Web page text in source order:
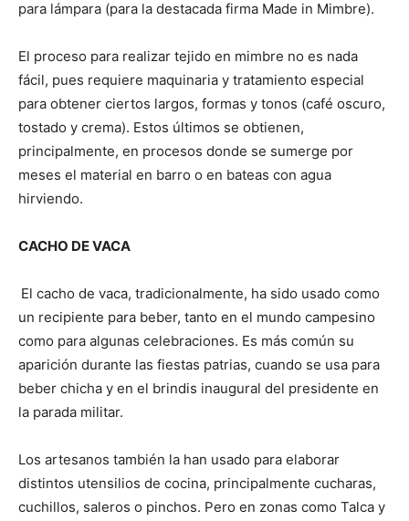
para lámpara (para la destacada firma Made in Mimbre).
El proceso para realizar tejido en mimbre no es nada
fácil, pues requiere maquinaria y tratamiento especial
para obtener ciertos largos, formas y tonos (café oscuro,
tostado y crema). Estos últimos se obtienen,
principalmente, en procesos donde se sumerge por
meses el material en barro o en bateas con agua
hirviendo.
CACHO DE VACA
El cacho de vaca, tradicionalmente, ha sido usado como
un recipiente para beber, tanto en el mundo campesino
como para algunas celebraciones. Es más común su
aparición durante las fiestas patrias, cuando se usa para
beber chicha y en el brindis inaugural del presidente en
la parada militar.
Los artesanos también la han usado para elaborar
distintos utensilios de cocina, principalmente cucharas,
cuchillos, saleros o pinchos. Pero en zonas como Talca y